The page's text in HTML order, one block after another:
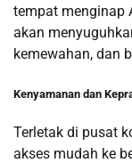
tempat menginap
akan
kemewahan, dan
Kenyamanan dan
Terletak di pusat
akses mudah ke